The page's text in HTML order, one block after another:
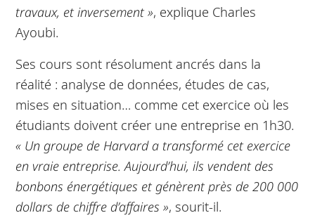
travaux, et inversement », explique Charles
Ayoubi.
Ses cours sont résolument ancrés dans la
réalité : analyse de données, études de cas,
mises en situation… comme cet exercice où les
étudiants doivent créer une entreprise en 1h30.
« Un groupe de Harvard a transformé cet exercice
en vraie entreprise. Aujourd’hui, ils vendent des
bonbons énergétiques et génèrent près de 200 000
dollars de chiffre d’affaires », sourit-il.